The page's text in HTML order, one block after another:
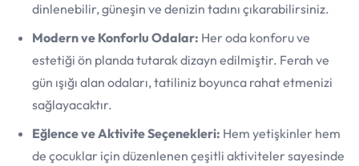
dinlenebilir, güneşin ve denizin tadını çıkarabilirsiniz.
Modern ve Konforlu Odalar: Her oda konforu ve
estetiği ön planda tutarak dizayn edilmiştir. Ferah ve
gün ışığı alan odaları, tatiliniz boyunca rahat etmenizi
sağlayacaktır.
Eğlence ve Aktivite Seçenekleri: Hem yetişkinler hem
de çocuklar için düzenlenen çeşitli aktiviteler sayesinde